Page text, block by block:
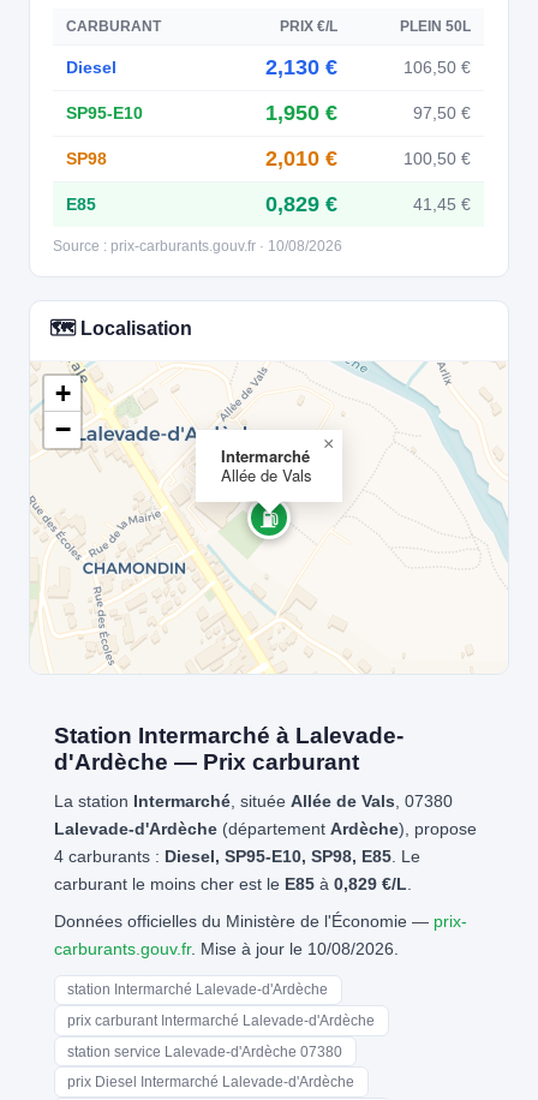
CARBURANT PRIX €/L PLEIN 50L
Diesel 2,130 € 106,50 €
SP95-E10 1,950 € 97,50 €
SP98 2,010 € 100,50 €
E85 0,829 € 41,45 €
Source : prix-carburants.gouv.fr · 10/08/2026
🗺️ Localisation
⛽
Intermarché
Allée de Vals
×
+
−
Station Intermarché à Lalevade-
d'Ardèche — Prix carburant
La station Intermarché, située Allée de Vals , 07380
Lalevade-d'Ardèche(département Ardèche), propose
4 carburants : Diesel, SP95-E10, SP98, E85. Le
carburant le moins cher est le E85à 0,829 €/L
Données officielles du Ministère de l'Économie — prix-
carburants.gouv.fr. Mise à jour le 10/08/2026.
station Intermarché Lalevade-d'Ardèche
prix carburant Intermarché Lalevade-d'Ardèche
station service Lalevade-d'Ardèche 07380
prix Diesel Intermarché Lalevade-d'Ardèche